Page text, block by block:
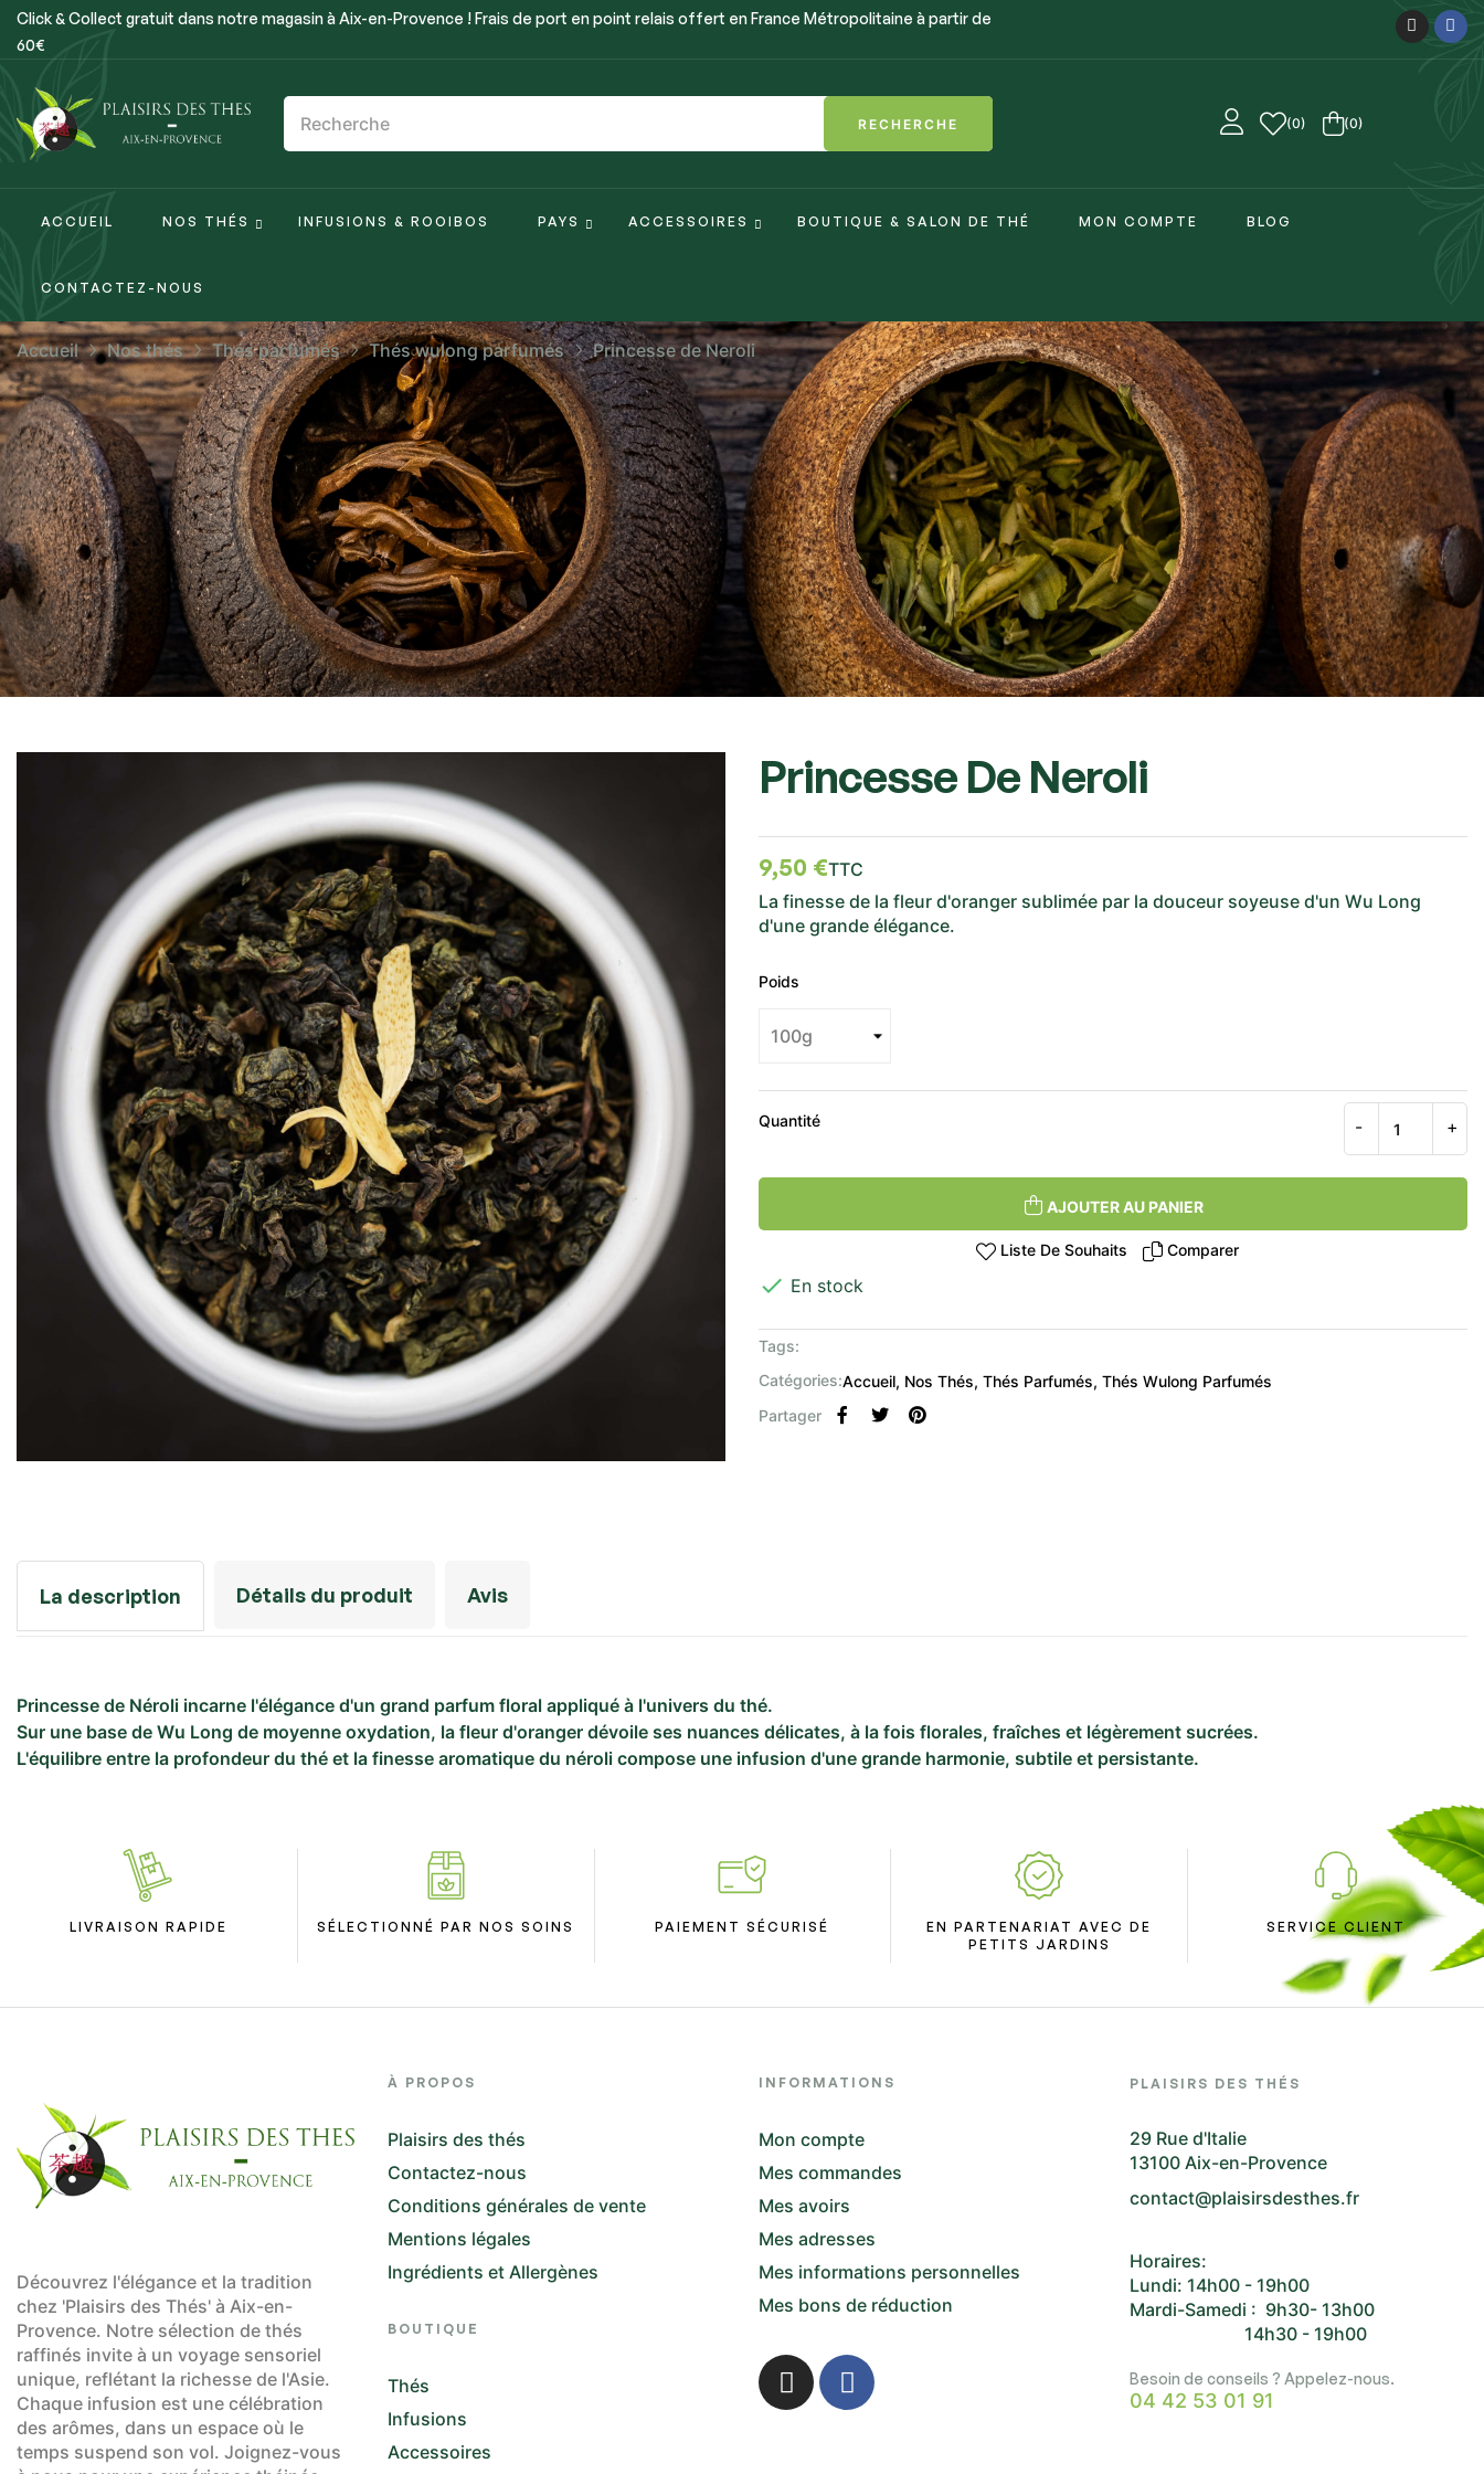
Click & Collect gratuit dans notre magasin à Aix-en-Provence ! Frais de port en point relais offert en France Métropolitaine à partir de
60€
RECHERCHE 0 (0)
ACCUEIL NOS THÉS INFUSIONS & ROOIBOS PAYS ACCESSOIRES BOUTIQUE & SALON DE THÉ MON COMPTE BLOG
CONTACTEZ-NOUS
Accueil Nos thés Thés parfumés Thés wulong parfumés Princesse de Neroli
Princesse De Neroli
9,50 €TTC
La finesse de la fleur d'oranger sublimée par la douceur soyeuse d'un Wu Long
d'une grande élégance.
Poids
Quantité
AJOUTER AU PANIER
Liste De Souhaits Comparer
 En stock
Tags:
Catégories:Accueil Nos Thés Thés Parfumés Thés Wulong Parfumés
Partager
La description Détails du produit Avis
Princesse de Néroli incarne l'élégance d'un grand parfum floral appliqué à l'univers du thé.
Sur une base de Wu Long de moyenne oxydation, la fleur d'oranger dévoile ses nuances délicates, à la fois florales, fraîches et légèrement sucrées.
L'équilibre entre la profondeur du thé et la finesse aromatique du néroli compose une infusion d'une grande harmonie, subtile et persistante.
LIVRAISON RAPIDE SÉLECTIONNÉ PAR NOS SOINS PAIEMENT SÉCURISÉ
EN PARTENARIAT AVEC DE
PETITS JARDINS
SERVICE CLIENT
Découvrez l'élégance et la tradition
chez 'Plaisirs des Thés' à Aix-en-
Provence. Notre sélection de thés
raffinés invite à un voyage sensoriel
unique, reflétant la richesse de l'Asie.
Chaque infusion est une célébration
des arômes, dans un espace où le
temps suspend son vol. Joignez-vous
À PROPOS
Plaisirs des thés
Contactez-nous
Conditions générales de vente
Mentions légales
Ingrédients et Allergènes
BOUTIQUE
Thés
Infusions
Accessoires
INFORMATIONS
Mon compte
Mes commandes
Mes avoirs
Mes adresses
Mes informations personnelles
Mes bons de réduction
PLAISIRS DES THÉS
29 Rue d'Italie
13100 Aix-en-Provence
contact@plaisirsdesthes.fr
Horaires:
Lundi: 14h00 - 19h00
Mardi-Samedi : 9h30- 13h00
14h30 - 19h00
Besoin de conseils ? Appelez-nous.
04 42 53 01 91